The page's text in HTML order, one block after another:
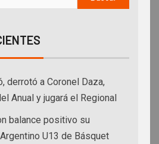
derrotó a Coronel Daza,
Anual y jugará el Regional
balance positivo su
U13 de Básquet